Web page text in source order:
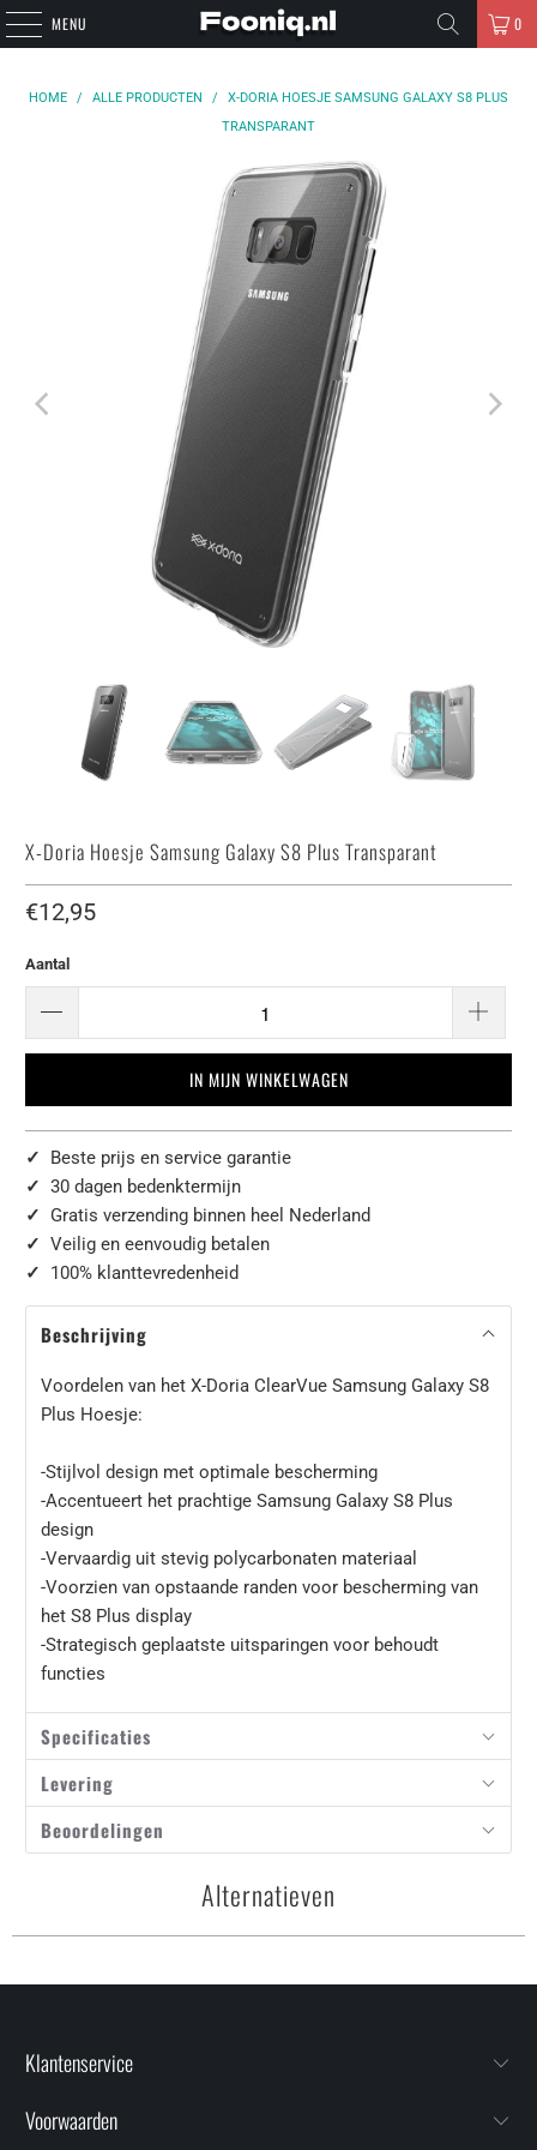
MENU 0
HOME / ALLE PRODUCTEN /
X-DORIA HOESJE SAMSUNG GALAXY S8 PLUS
TRANSPARANT
X-Doria Hoesje Samsung Galaxy S8 Plus Transparant
€12,95
Aantal
IN MIJN WINKELWAGEN
✓ Beste prijs en service garantie
✓30 dagen bedenktermijn
✓ Gratis verzending binnen heel Nederland
✓Veilig en eenvoudig betalen
✓ 100% klanttevredenheid
Beschrijving
Voordelen van het X-Doria ClearVue Samsung Galaxy S8
Plus Hoesje:
-Stijlvol design met optimale bescherming
-Accentueert het prachtige Samsung Galaxy S8 Plus
design
-Vervaardig uit stevig polycarbonaten materiaal
-Voorzien van opstaande randen voor bescherming van
het S8 Plus display
-Strategisch geplaatste uitsparingen voor behoudt
functies
Specificaties
Levering
Beoordelingen
Alternatieven
Klantenservice
Voorwaarden